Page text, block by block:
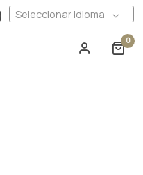
Seleccionar idioma
0